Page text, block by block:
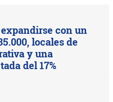
con un
locales de
y una
del 17%